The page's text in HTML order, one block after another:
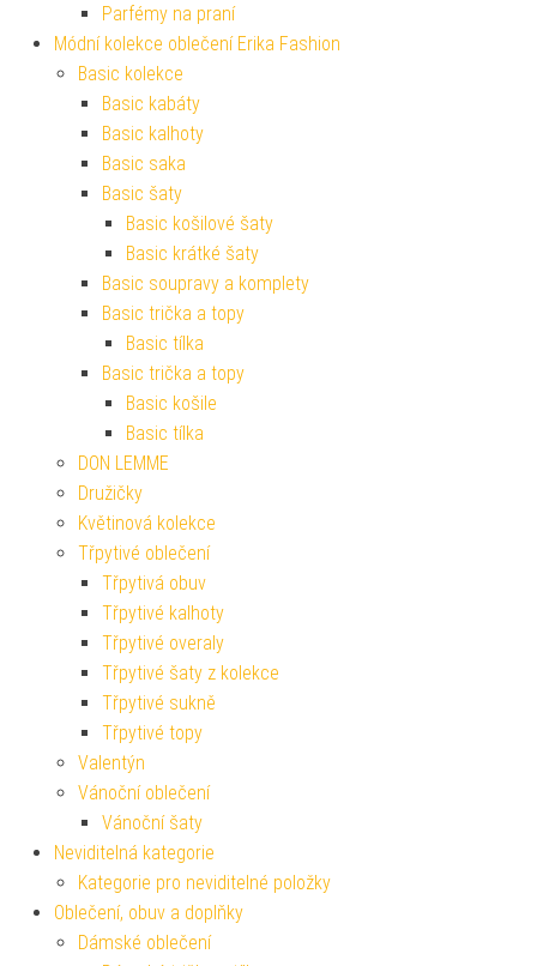
Parfémy na praní
Módní kolekce oblečení Erika Fashion
Basic kolekce
Basic kabáty
Basic kalhoty
Basic saka
Basic šaty
Basic košilové šaty
Basic krátké šaty
Basic soupravy a komplety
Basic trička a topy
Basic tílka
Basic trička a topy
Basic košile
Basic tílka
DON LEMME
Družičky
Květinová kolekce
Třpytivé oblečení
Třpytivá obuv
Třpytivé kalhoty
Třpytivé overaly
Třpytivé šaty z kolekce
Třpytivé sukně
Třpytivé topy
Valentýn
Vánoční oblečení
Vánoční šaty
Neviditelná kategorie
Kategorie pro neviditelné položky
Oblečení, obuv a doplňky
Dámské oblečení